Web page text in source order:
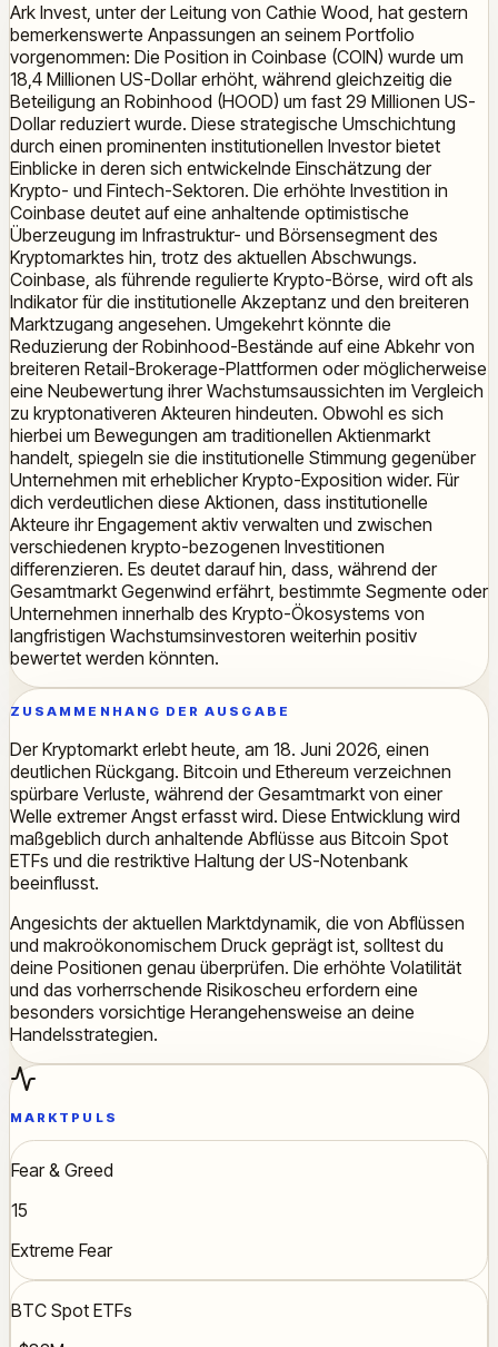
Ark Invest, unter der Leitung von Cathie Wood, hat gestern
bemerkenswerte Anpassungen an seinem Portfolio
vorgenommen: Die Position in Coinbase (COIN) wurde um
18,4 Millionen US-Dollar erhöht, während gleichzeitig die
Beteiligung an Robinhood (HOOD) um fast 29 Millionen US-
Dollar reduziert wurde. Diese strategische Umschichtung
durch einen prominenten institutionellen Investor bietet
Einblicke in deren sich entwickelnde Einschätzung der
Krypto- und Fintech-Sektoren. Die erhöhte Investition in
Coinbase deutet auf eine anhaltende optimistische
Überzeugung im Infrastruktur- und Börsensegment des
Kryptomarktes hin, trotz des aktuellen Abschwungs.
Coinbase, als führende regulierte Krypto-Börse, wird oft als
Indikator für die institutionelle Akzeptanz und den breiteren
Marktzugang angesehen. Umgekehrt könnte die
Reduzierung der Robinhood-Bestände auf eine Abkehr von
breiteren Retail-Brokerage-Plattformen oder möglicherweise
eine Neubewertung ihrer Wachstumsaussichten im Vergleich
zu kryptonativeren Akteuren hindeuten. Obwohl es sich
hierbei um Bewegungen am traditionellen Aktienmarkt
handelt, spiegeln sie die institutionelle Stimmung gegenüber
Unternehmen mit erheblicher Krypto-Exposition wider. Für
dich verdeutlichen diese Aktionen, dass institutionelle
Akteure ihr Engagement aktiv verwalten und zwischen
verschiedenen krypto-bezogenen Investitionen
differenzieren. Es deutet darauf hin, dass, während der
Gesamtmarkt Gegenwind erfährt, bestimmte Segmente oder
Unternehmen innerhalb des Krypto-Ökosystems von
langfristigen Wachstumsinvestoren weiterhin positiv
bewertet werden könnten.
ZUSAMMENHANG DER AUSGABE
Der Kryptomarkt erlebt heute, am 18. Juni 2026, einen
deutlichen Rückgang. Bitcoin und Ethereum verzeichnen
spürbare Verluste, während der Gesamtmarkt von einer
Welle extremer Angst erfasst wird. Diese Entwicklung wird
maßgeblich durch anhaltende Abflüsse aus Bitcoin Spot
ETFs und die restriktive Haltung der US-Notenbank
beeinflusst.
Angesichts der aktuellen Marktdynamik, die von Abflüssen
und makroökonomischem Druck geprägt ist, solltest du
deine Positionen genau überprüfen. Die erhöhte Volatilität
und das vorherrschende Risikoscheu erfordern eine
besonders vorsichtige Herangehensweise an deine
Handelsstrategien.
MARKTPULS
Fear & Greed
15
Extreme Fear
BTC Spot ETFs